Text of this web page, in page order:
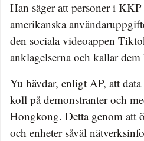
Han säger att personer i
amerikanska
den sociala videoappen
anklagelserna och kallar dem
Yu hävdar, enligt AP, att
koll på demonstranter och
Hongkong. Detta genom att
och enheter såväl